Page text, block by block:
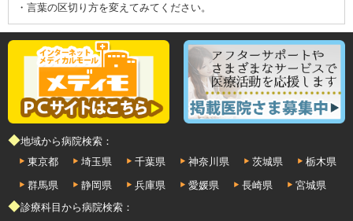
・言葉の区切り方を変えてみてください。
◆地域から病院検索：
東京都
埼玉県 千葉県 神奈川県 茨城県
栃木県
群馬県
静岡県 兵庫県 愛媛県 長崎県
宮城県
◆診療科目から病院検索：